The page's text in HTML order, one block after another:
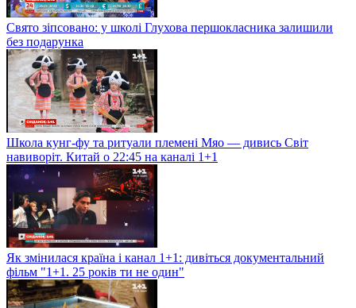
Свято зіпсовано: у школі Глухова першокласника залишили
без подарунка
Школа кунг-фу та ритуали племені Мяо — дивись Світ
навиворіт. Китай о 22:45 на каналі 1+1
Як змінилася країна і канал 1+1: дивіться документальний
фільм "1+1. 25 років ти не один"